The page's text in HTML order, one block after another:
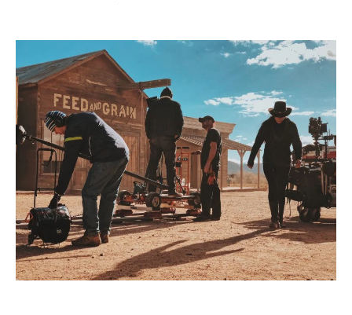
la
Scènes
faire